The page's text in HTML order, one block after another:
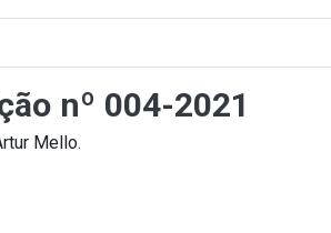
nº 004-2021
Mello.